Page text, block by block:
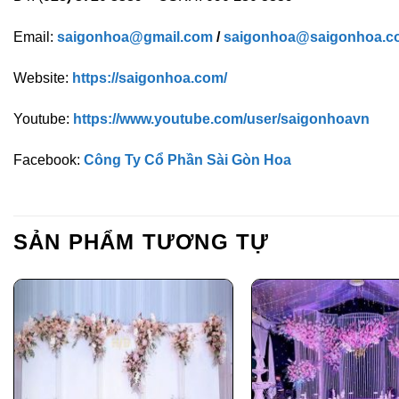
Email: saigonhoa@gmail.com /
Website: https://saigonhoa.com/
Youtube: https://www.youtube.com/user/saigonhoavn
Facebook: Công Ty Cổ Phần Sài Gòn Hoa
SẢN PHẨM TƯƠNG TỰ